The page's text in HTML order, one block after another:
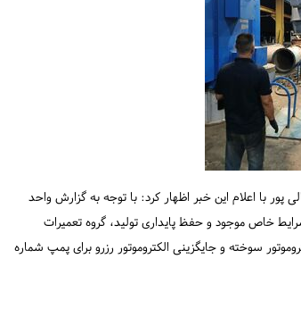
با اعلام این خبر اظهار کرد: با توجه به گزارش واحد
خاص موجود و حفظ پایداری تولید، گروه تعمیرات
سوخته و جایگزینی الکتروموتور رزرو برای پمپ شماره